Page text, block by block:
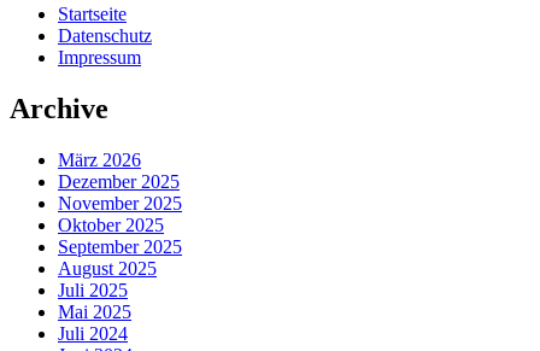
Startseite
Datenschutz
Impressum
Archive
März 2026
Dezember 2025
November 2025
Oktober 2025
September 2025
August 2025
Juli 2025
Mai 2025
Juli 2024